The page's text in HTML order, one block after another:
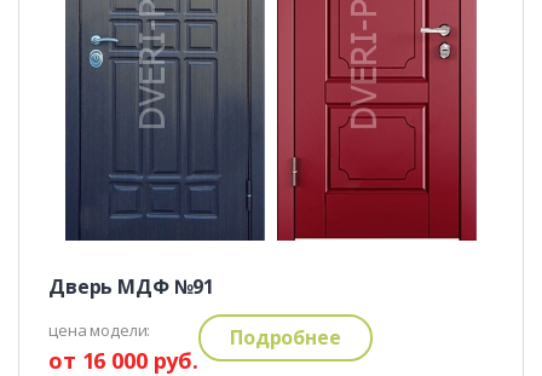
Дверь МДФ №91
цена модели:
от 16 000 руб.
Подробнее